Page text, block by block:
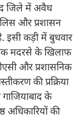
जिले में अवैध
और प्रशासन
इसी कड़ी में बुधवार
एक मदरसे के खिलाफ
और प्रशासनिक
की प्रक्रिया
के
अधिकारियों की